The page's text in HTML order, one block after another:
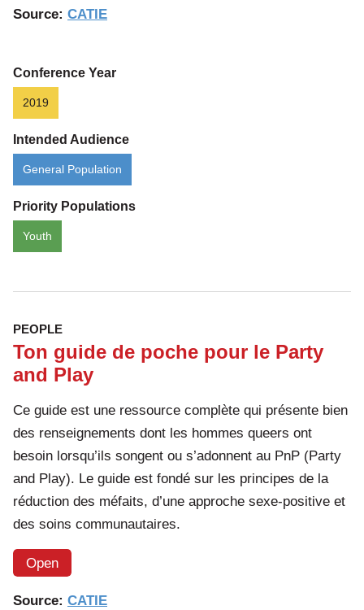
Source: CATIE
Conference Year
2019
Intended Audience
General Population
Priority Populations
Youth
PEOPLE
Ton guide de poche pour le Party
and Play
Ce guide est une ressource complète qui présente bien
des renseignements dont les hommes queers ont
besoin lorsqu’ils songent ou s’adonnent au PnP (Party
and Play). Le guide est fondé sur les principes de la
réduction des méfaits, d’une approche sexe-positive et
des soins communautaires.
Open
Source: CATIE